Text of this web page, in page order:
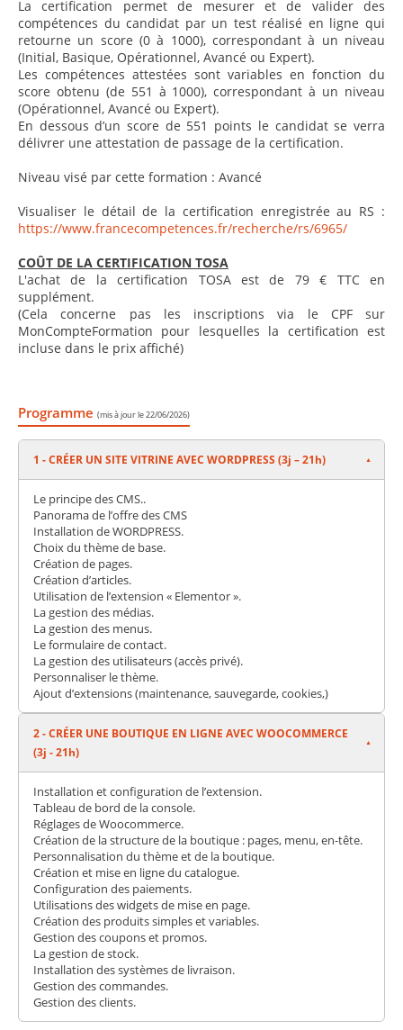
La certification permet de mesurer et de valider des
compétences du candidat par un test réalisé en ligne qui
retourne un score (0 à 1000), correspondant à un niveau
(Initial, Basique, Opérationnel, Avancé ou Expert).
Les compétences attestées sont variables en fonction du
score obtenu (de 551 à 1000), correspondant à un niveau
(Opérationnel, Avancé ou Expert).
En dessous d’un score de 551 points le candidat se verra
délivrer une attestation de passage de la certification.
Niveau visé par cette formation : Avancé
Visualiser le détail de la certification enregistrée au RS :
https://www.francecompetences.fr/recherche/rs/6965/
COÛT DE LA CERTIFICATION TOSA
L'achat de la certification TOSA est de 79 € TTC en
supplément.
(Cela concerne pas les inscriptions via le CPF sur
MonCompteFormation pour lesquelles la certification est
incluse dans le prix affiché)
Programme (mis à jour le 22/06/2026)
1 - CRÉER UN SITE VITRINE AVEC WORDPRESS (3j – 21h)
Le principe des CMS..
Panorama de l’offre des CMS
Installation de WORDPRESS.
Choix du thème de base.
Création de pages.
Création d’articles.
Utilisation de l’extension « Elementor ».
La gestion des médias.
La gestion des menus.
Le formulaire de contact.
La gestion des utilisateurs (accès privé).
Personnaliser le thème.
Ajout d’extensions (maintenance, sauvegarde, cookies,)
2 - CRÉER UNE BOUTIQUE EN LIGNE AVEC WOOCOMMERCE
(3j - 21h)
Installation et configuration de l’extension.
Tableau de bord de la console.
Réglages de Woocommerce.
Création de la structure de la boutique : pages, menu, en-tête.
Personnalisation du thème et de la boutique.
Création et mise en ligne du catalogue.
Configuration des paiements.
Utilisations des widgets de mise en page.
Création des produits simples et variables.
Gestion des coupons et promos.
La gestion de stock.
Installation des systèmes de livraison.
Gestion des commandes.
Gestion des clients.